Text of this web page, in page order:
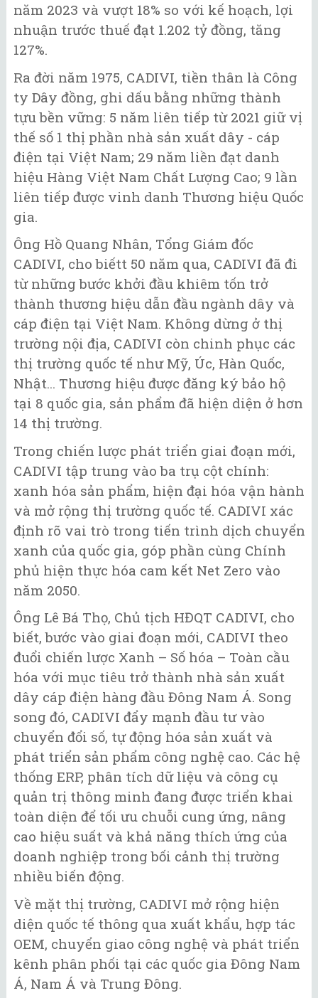
năm 2023 và vượt 18% so với kế hoạch, lợi
nhuận trước thuế đạt 1.202 tỷ đồng, tăng
127%.
Ra đời năm 1975, CADIVI, tiền thân là Công
ty Dây đồng, ghi dấu bằng những thành
tựu bền vững: 5 năm liên tiếp từ 2021 giữ vị
thế số 1 thị phần nhà sản xuất dây - cáp
điện tại Việt Nam; 29 năm liền đạt danh
hiệu Hàng Việt Nam Chất Lượng Cao; 9 lần
liên tiếp được vinh danh Thương hiệu Quốc
gia.
Ông Hồ Quang Nhân, Tổng Giám đốc
CADIVI, cho biếtt 50 năm qua, CADIVI đã đi
từ những bước khởi đầu khiêm tốn trở
thành thương hiệu dẫn đầu ngành dây và
cáp điện tại Việt Nam. Không dừng ở thị
trường nội địa, CADIVI còn chinh phục các
thị trường quốc tế như Mỹ, Úc, Hàn Quốc,
Nhật... Thương hiệu được đăng ký bảo hộ
tại 8 quốc gia, sản phẩm đã hiện diện ở hơn
14 thị trường.
Trong chiến lược phát triển giai đoạn mới,
CADIVI tập trung vào ba trụ cột chính:
xanh hóa sản phẩm, hiện đại hóa vận hành
và mở rộng thị trường quốc tế. CADIVI xác
định rõ vai trò trong tiến trình dịch chuyển
xanh của quốc gia, góp phần cùng Chính
phủ hiện thực hóa cam kết Net Zero vào
năm 2050.
Ông Lê Bá Thọ, Chủ tịch HĐQT CADIVI, cho
biết, bước vào giai đoạn mới, CADIVI theo
đuổi chiến lược Xanh – Số hóa – Toàn cầu
hóa với mục tiêu trở thành nhà sản xuất
dây cáp điện hàng đầu Đông Nam Á. Song
song đó, CADIVI đẩy mạnh đầu tư vào
chuyển đổi số, tự động hóa sản xuất và
phát triển sản phẩm công nghệ cao. Các hệ
thống ERP, phân tích dữ liệu và công cụ
quản trị thông minh đang được triển khai
toàn diện để tối ưu chuỗi cung ứng, nâng
cao hiệu suất và khả năng thích ứng của
doanh nghiệp trong bối cảnh thị trường
nhiều biến động.
Về mặt thị trường, CADIVI mở rộng hiện
diện quốc tế thông qua xuất khẩu, hợp tác
OEM, chuyển giao công nghệ và phát triển
kênh phân phối tại các quốc gia Đông Nam
Á, Nam Á và Trung Đông.